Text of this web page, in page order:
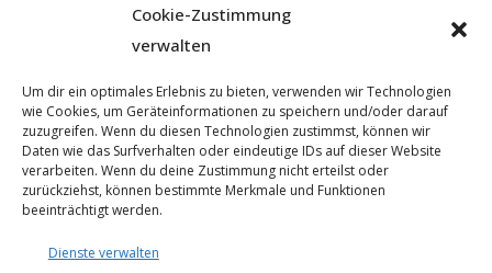
Cookie-Zustimmung
verwalten
Um dir ein optimales Erlebnis zu bieten, verwenden wir Technologien
wie Cookies, um Geräteinformationen zu speichern und/oder darauf
zuzugreifen. Wenn du diesen Technologien zustimmst, können wir
Daten wie das Surfverhalten oder eindeutige IDs auf dieser Website
verarbeiten. Wenn du deine Zustimmung nicht erteilst oder
zurückziehst, können bestimmte Merkmale und Funktionen
beeinträchtigt werden.
Dienste verwalten
Save my name, email, and website in this browser for the